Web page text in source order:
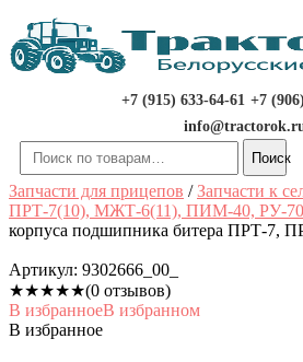
Перейти
содержимому
+7 (915) 633-64-61 +7
Искать:
Поиск
Запчасти для прицепов /Запчасти к
ПРТ-7(10), МЖТ-6(11), ПИМ-40, РУ-
корпуса подшипника битера ПРТ-7,
Артикул: 9302666_00_
★★★★★(0 отзывов)
В избранноеВ избранном
В избранное